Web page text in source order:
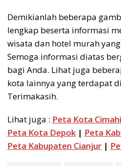
Demikianlah beberapa
lengkap beserta informasi
wisata dan hotel murah
Semoga informasi diatas
bagi Anda. Lihat juga
kota lainnya yang terdapat
Terimakasih.
Lihat juga : Peta Kota Cimahi
Peta Kota Depok | Peta
Peta Kabupaten Cianjur |